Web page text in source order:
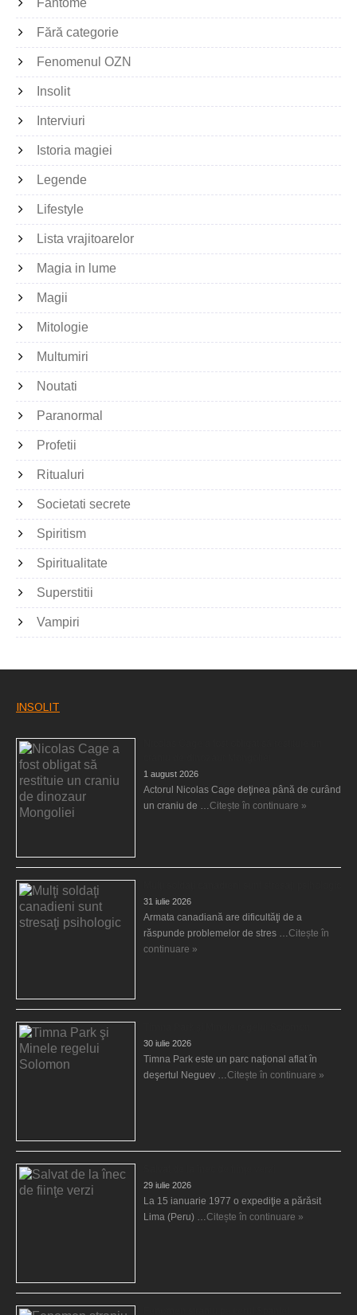
Fantome
Fără categorie
Fenomenul OZN
Insolit
Interviuri
Istoria magiei
Legende
Lifestyle
Lista vrajitoarelor
Magia in lume
Magii
Mitologie
Multumiri
Noutati
Paranormal
Profetii
Ritualuri
Societati secrete
Spiritism
Spiritualitate
Superstitii
Vampiri
INSOLIT
1 august 2026
Actorul Nicolas Cage deţinea până de curând
un craniu de …Citește în continuare »
31 iulie 2026
Armata canadiană are dificultăţi de a
răspunde problemelor de stres …Citește în
continuare »
30 iulie 2026
Timna Park este un parc naţional aflat în
deşertul Neguev …Citește în continuare »
29 iulie 2026
La 15 ianuarie 1977 o expediţie a părăsit
Lima (Peru) …Citește în continuare »